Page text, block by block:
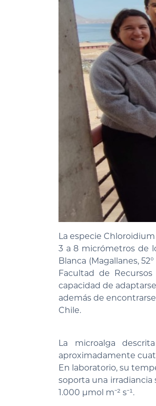
La especie
3 a 8 micrómetros de
Blanca (Magallanes,
Facultad de
capacidad de
además de
Chile.
La microalga
aproximadamente
En laboratorio, su
soporta una irradiancia
1.000 μmol m⁻² s⁻¹.